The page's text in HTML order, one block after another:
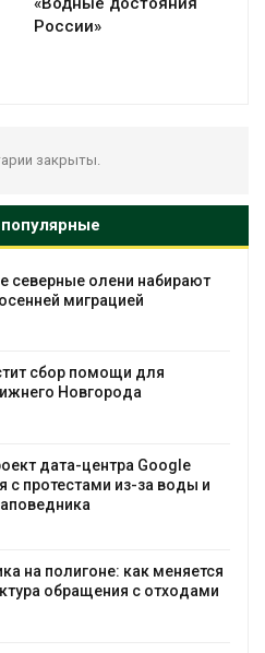
России»
закрыты.
северные олени набирают
миграцией
сбор помощи для
Новгорода
дата-центра Google
с протестами из-за воды и
на полигоне: как меняется
обращения с отходами